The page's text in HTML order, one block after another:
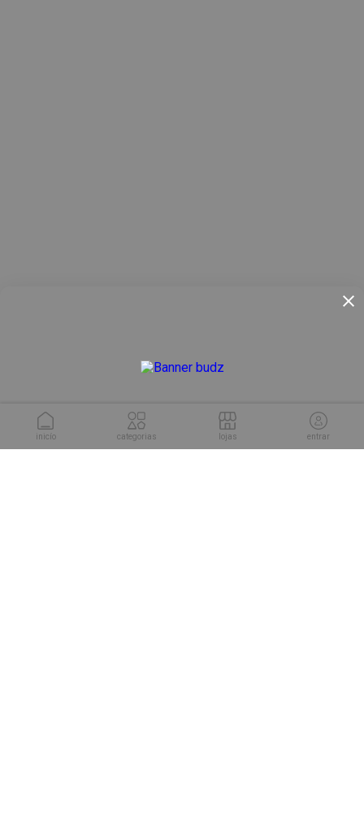
inicío categorias lojas entrar